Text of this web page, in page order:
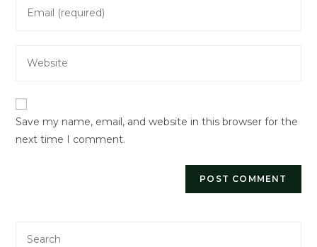
comment
your
address
your
URL
(optional)
Save my name, email, and website in this browser for the
next time I comment.